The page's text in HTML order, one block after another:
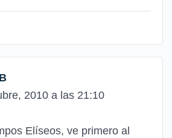
2010 a las 21:10
Elíseos, ve primero al